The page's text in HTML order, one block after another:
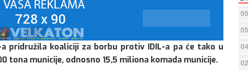
a pridružila koaliciji za borbu protiv IDIL-a pa će tako u
tona municije, odnosno 15,5 miliona komada municije.